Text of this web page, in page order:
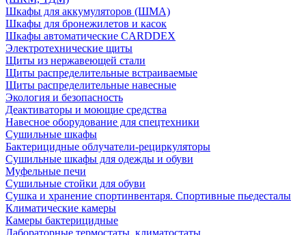
Шкафы для аккумуляторов (ШМА)
Шкафы для бронежилетов и касок
Шкафы автоматические CARDDEX
Электротехнические щиты
Щиты из нержавеющей стали
Щиты распределительные встраиваемые
Щиты распределительные навесные
Экология и безопасность
Деактиваторы и моющие средства
Навесное оборудование для спецтехники
Сушильные шкафы
Бактерицидные облучатели-рециркуляторы
Сушильные шкафы для одежды и обуви
Муфельные печи
Сушильные стойки для обуви
Сушка и хранение спортинвентаря. Спортивные пьедесталы
Климатические камеры
Камеры бактерицидные
Лабораторные термостаты, климатостаты